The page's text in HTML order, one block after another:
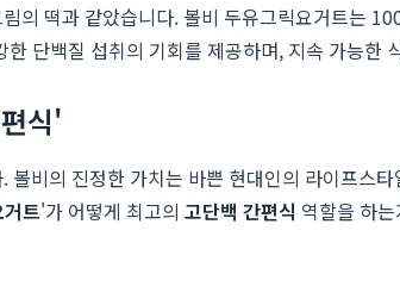
의 떡과 같았습니다. 볼비 두유그릭요거트는
단백질 섭취의 기회를 제공하며, 지속 가능한
식'
비의 진정한 가치는 바쁜 현대인의 라이프스
트'가 어떻게 최고의 고단백 간편식 역할을 하